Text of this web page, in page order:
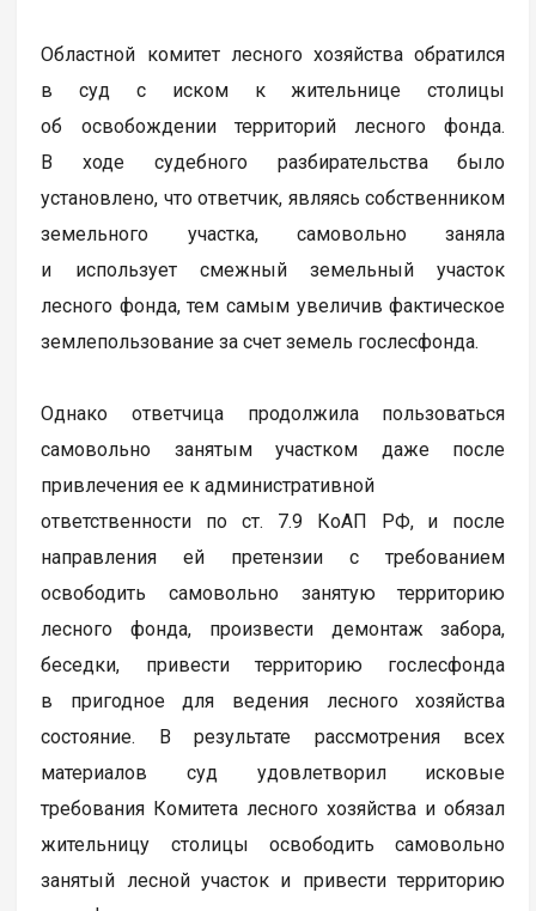
Областной комитет лесного хозяйства обратился
в суд с иском к жительнице столицы
об освобождении территорий лесного фонда.
В ходе судебного разбирательства было
установлено, что ответчик, являясь собственником
земельного участка, самовольно заняла
и использует смежный земельный участок
лесного фонда, тем самым увеличив фактическое
землепользование за счет земель гослесфонда.
Однако ответчица продолжила пользоваться
самовольно занятым участком даже после
привлечения ее к административной
ответственности по ст. 7.9 КоАП РФ, и после
направления ей претензии с требованием
освободить самовольно занятую территорию
лесного фонда, произвести демонтаж забора,
беседки, привести территорию гослесфонда
в пригодное для ведения лесного хозяйства
состояние. В результате рассмотрения всех
материалов суд удовлетворил исковые
требования Комитета лесного хозяйства и обязал
жительницу столицы освободить самовольно
занятый лесной участок и привести территорию